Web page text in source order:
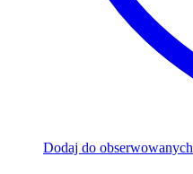
Dodaj do obserwowanych